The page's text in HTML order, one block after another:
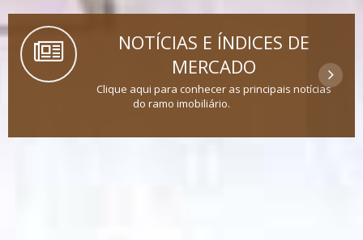
NOTÍCIAS E ÍNDICES DE
MERCADO
Clique aqui para conhecer as principais notícias
do ramo imobiliário.